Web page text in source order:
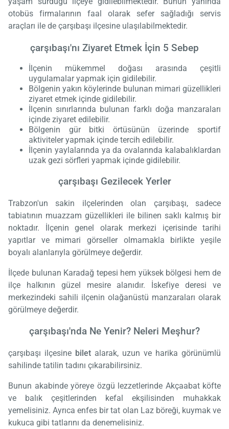
otobüs firmalarının faal olarak sefer sağladığı servis
araçları ile de çarşıbaşı ilçesine ulaşılabilmektedir.
çarşıbaşı'nı Ziyaret Etmek İçin 5 Sebep
İlçenin mükemmel doğası arasında çeşitli
uygulamalar yapmak için gidilebilir.
Bölgenin yakın köylerinde bulunan mimari güzellikleri
ziyaret etmek içinde gidilebilir.
İlçenin sınırlarında bulunan farklı doğa manzaraları
içinde ziyaret edilebilir.
Bölgenin gür bitki örtüsünün üzerinde sportif
aktiviteler yapmak içinde tercih edilebilir.
İlçenin yaylalarında ya da ovalarında kalabalıklardan
uzak gezi sörfleri yapmak içinde gidilebilir.
çarşıbaşı Gezilecek Yerler
Trabzon'un sakin ilçelerinden olan çarşıbaşı, sadece
tabiatının muazzam güzellikleri ile bilinen saklı kalmış bir
noktadır. İlçenin genel olarak merkezi içerisinde tarihi
yapıtlar ve mimari görseller olmamakla birlikte yeşile
boyalı alanlarıyla görülmeye değerdir.
İlçede bulunan Karadağ tepesi hem yüksek bölgesi hem de
ilçe halkının güzel mesire alanıdır. İskefiye deresi ve
merkezindeki sahili ilçenin olağanüstü manzaraları olarak
görülmeye değerdir.
çarşıbaşı'nda Ne Yenir? Neleri Meşhur?
çarşıbaşı ilçesine bilet alarak, uzun ve harika görünümlü
sahilinde tatilin tadını çıkarabilirsiniz.
Bunun akabinde yöreye özgü lezzetlerinde Akçaabat köfte
ve balık çeşitlerinden kefal ekşilisinden muhakkak
yemelisiniz. Ayrıca enfes bir tat olan Laz böreği, kuymak ve
kukuca gibi tatlarını da denemelisiniz.